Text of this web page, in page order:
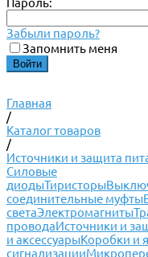
Пароль:
Забыли пароль?
Запомнить меня
Главная
/
Каталог товаров
/
Источники и защита
Силовые
диодыТиристоры
соединительные муфты
светаЭлектромагниты
проводаИсточники и
и аксессуарыКоробки и
сигнализации